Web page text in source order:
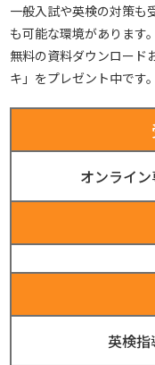
一般入試や英検の対策も
も可能な環境があります。
無料の資料ダウンロード
キ」をプレゼント中です。
オンライ
英検指